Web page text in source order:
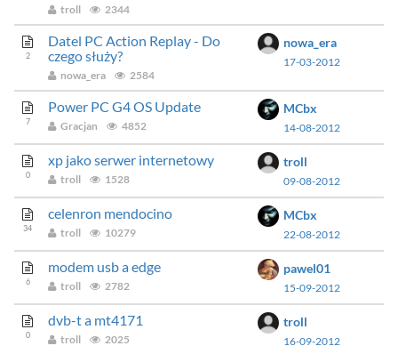
troll 2344
2
Datel PC Action Replay - Do
czego służy?
nowa_era 2584
nowa_era
17-03-2012
7
Power PC G4 OS Update
Gracjan 4852
MCbx
14-08-2012
0
xp jako serwer internetowy
troll 1528
troll
09-08-2012
34
celenron mendocino
troll 10279
MCbx
22-08-2012
6
modem usb a edge
troll 2782
pawel01
15-09-2012
0
dvb-t a mt4171
troll 2025
troll
16-09-2012